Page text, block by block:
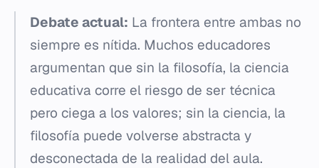
Debate actual: La frontera entre ambas no
siempre es nítida. Muchos educadores
argumentan que sin la filosofía, la ciencia
educativa corre el riesgo de ser técnica
pero ciega a los valores; sin la ciencia, la
filosofía puede volverse abstracta y
desconectada de la realidad del aula.